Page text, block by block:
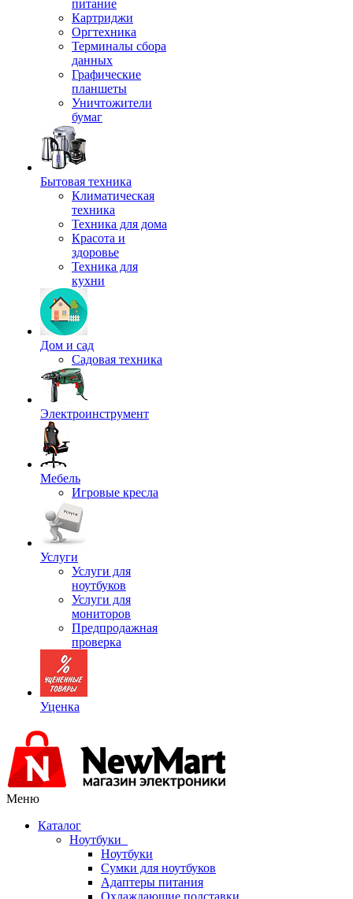
питание
Картриджи
Оргтехника
Терминалы сбора
данных
Графические
планшеты
Уничтожители
бумаг
Бытовая техника
Климатическая
техника
Техника для дома
Красота и
здоровье
Техника для
кухни
Дом и сад
Садовая техника
Электроинструмент
Мебель
Игровые кресла
Услуги
Услуги для
ноутбуков
Услуги для
мониторов
Предпродажная
проверка
Уценка
Меню
Каталог
Ноутбуки
Ноутбуки
Сумки для ноутбуков
Адаптеры питания
Охлаждающие подставки